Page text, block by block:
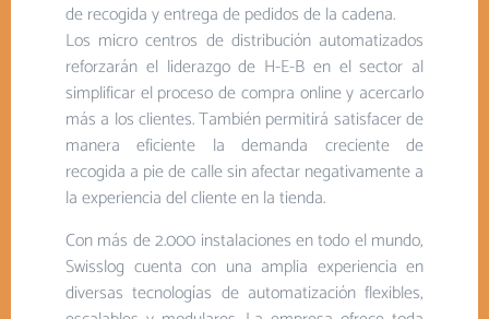
de recogida y entrega de pedidos de la cadena.
Los micro centros de distribución automatizados
reforzarán el liderazgo de H-E-B en el sector al
simplificar el proceso de compra online y acercarlo
más a los clientes. También permitirá satisfacer de
manera eficiente la demanda creciente de
recogida a pie de calle sin afectar negativamente a
la experiencia del cliente en la tienda.
Con más de 2.000 instalaciones en todo el mundo,
Swisslog cuenta con una amplia experiencia en
diversas tecnologías de automatización flexibles,